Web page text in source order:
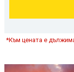
*Към цената е